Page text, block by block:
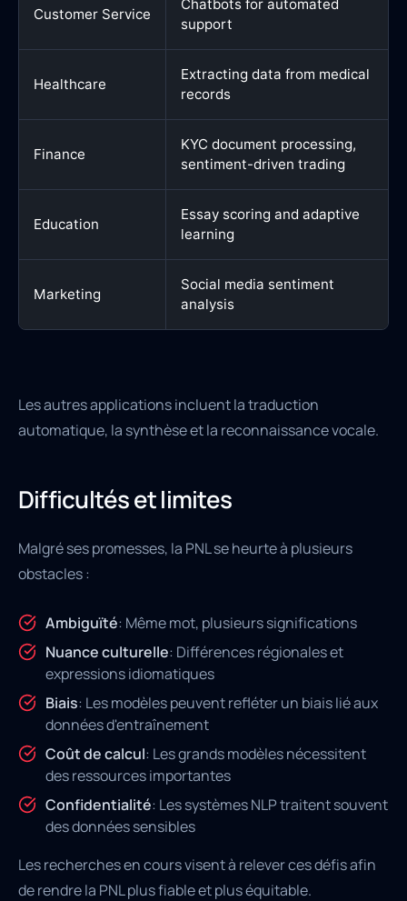
Customer Service
Chatbots for automated
support
Healthcare
Extracting data from medical
records
Finance
KYC document processing,
sentiment-driven trading
Education
Essay scoring and adaptive
learning
Marketing
Social media sentiment
analysis
Les autres applications incluent la traduction
automatique, la synthèse et la reconnaissance vocale.
Difficultés et limites
Malgré ses promesses, la PNL se heurte à plusieurs
obstacles :
Ambiguïté: Même mot, plusieurs significations
Nuance culturelle: Différences régionales et
expressions idiomatiques
Biais: Les modèles peuvent refléter un biais lié aux
données d'entraînement
Coût de calcul: Les grands modèles nécessitent
des ressources importantes
Confidentialité: Les systèmes NLP traitent souvent
des données sensibles
Les recherches en cours visent à relever ces défis afin
de rendre la PNL plus fiable et plus équitable.